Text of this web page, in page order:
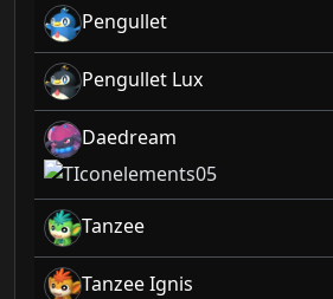
Pengullet
Pengullet Lux
Daedream
Tanzee
Tanzee Ignis